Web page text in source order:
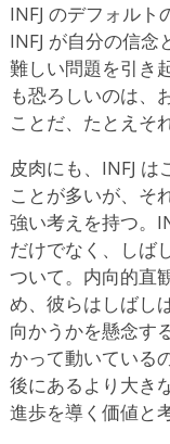
INFJ のデフォルト
INFJ が自分の信
難しい問題を引き
も恐ろしいのは、
ことだ、たとえそ
皮肉にも、INFJ
ことが多いが、そ
強い考えを持つ。
だけでなく、しば
ついて。内向的直
め、彼らはしばし
向かうかを懸念す
かって動いている
後にあるより大き
進歩を導く価値と